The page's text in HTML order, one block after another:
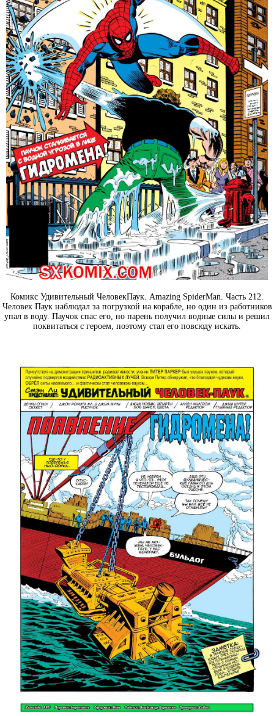
Комикс Удивительный ЧеловекПаук. Amazing SpiderMan. Часть 212.
Человек Паук наблюдал за погрузкой на корабле, но один из работников
упал в воду. Паучок спас его, но парень получил водные силы и решил
поквитаться с героем, поэтому стал его повсюду искать.